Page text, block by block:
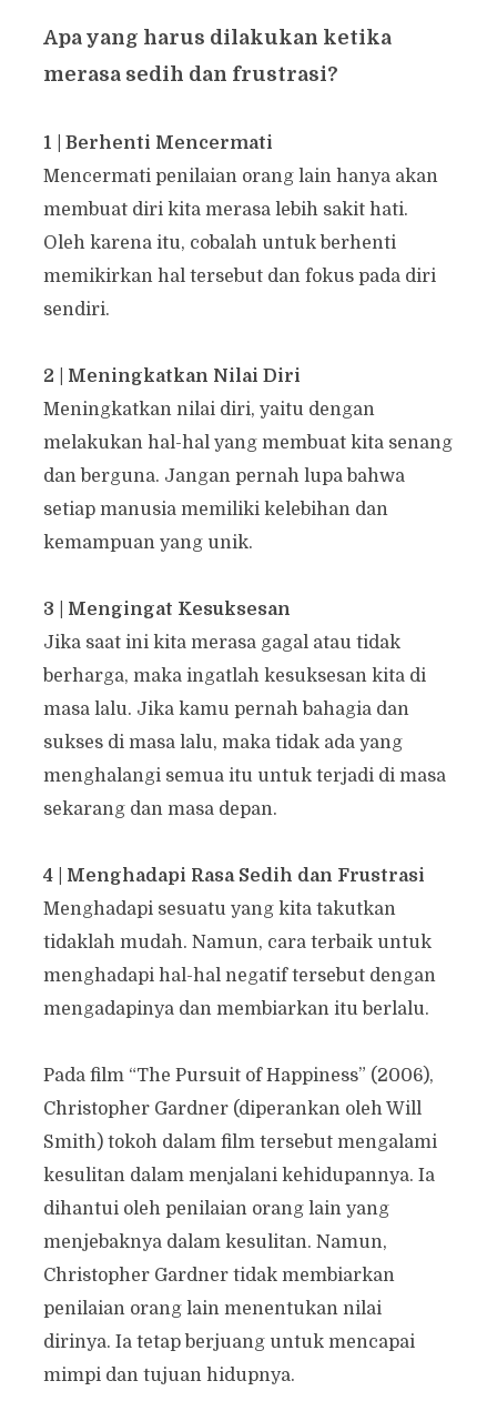
Apa yang harus dilakukan ketika
merasa sedih dan frustrasi?
1 | Berhenti Mencermati
Mencermati penilaian orang lain hanya akan
membuat diri kita merasa lebih sakit hati.
Oleh karena itu, cobalah untuk berhenti
memikirkan hal tersebut dan fokus pada diri
sendiri.
2 | Meningkatkan Nilai Diri
Meningkatkan nilai diri, yaitu dengan
melakukan hal-hal yang membuat kita senang
dan berguna. Jangan pernah lupa bahwa
setiap manusia memiliki kelebihan dan
kemampuan yang unik.
3 | Mengingat Kesuksesan
Jika saat ini kita merasa gagal atau tidak
berharga, maka ingatlah kesuksesan kita di
masa lalu. Jika kamu pernah bahagia dan
sukses di masa lalu, maka tidak ada yang
menghalangi semua itu untuk terjadi di masa
sekarang dan masa depan.
4 | Menghadapi Rasa Sedih dan Frustrasi
Menghadapi sesuatu yang kita takutkan
tidaklah mudah. Namun, cara terbaik untuk
menghadapi hal-hal negatif tersebut dengan
mengadapinya dan membiarkan itu berlalu.
Pada film “The Pursuit of Happiness” (2006),
Christopher Gardner (diperankan oleh Will
Smith) tokoh dalam film tersebut mengalami
kesulitan dalam menjalani kehidupannya. Ia
dihantui oleh penilaian orang lain yang
menjebaknya dalam kesulitan. Namun,
Christopher Gardner tidak membiarkan
penilaian orang lain menentukan nilai
dirinya. Ia tetap berjuang untuk mencapai
mimpi dan tujuan hidupnya.